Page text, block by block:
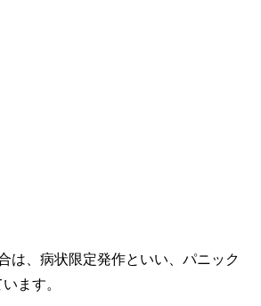
は、病状限定発作といい、パニック
ます。